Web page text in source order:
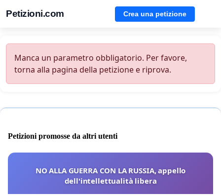
Petizioni.com Crea una petizione
Manca un parametro obbligatorio. Per favore,
torna alla pagina della petizione e riprova.
Petizioni promosse da altri utenti
NO ALLA GUERRA CON LA RUSSIA, appello
dell'intellettualità libera